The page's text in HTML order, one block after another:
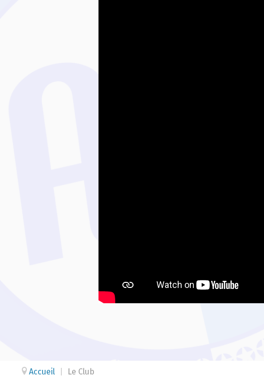
Accueil Le Club